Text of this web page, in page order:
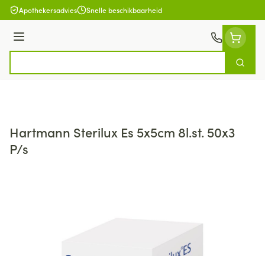
Ga naar de inhoud
Apothekersadvies Snelle beschikbaarheid
Menu
Zoek
Hartmann Sterilux Es 5x5cm 8l.st. 50x3
P/s